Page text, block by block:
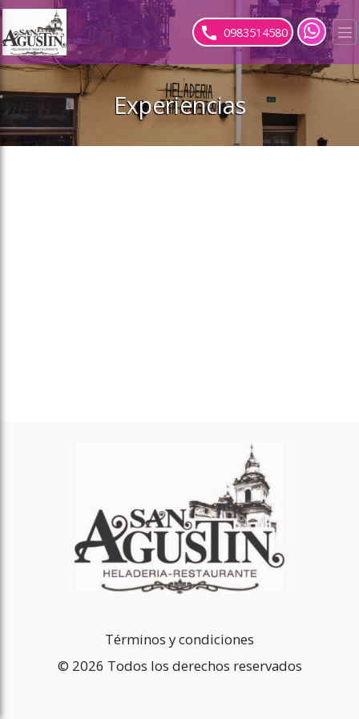
slideout menu. 0983514580
Experiencias
Términos y condiciones
© 2026 Todos los derechos reservados